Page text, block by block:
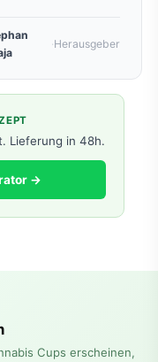
·Herausgeber
Lieferung in 48h.
→
Cups erscheinen,